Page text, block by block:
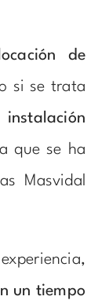
de
si se trata
que se ha
Masvidal
un tiempo